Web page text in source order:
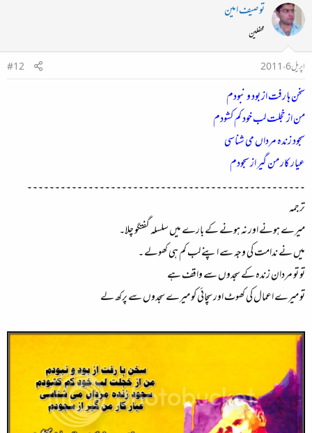
توصیف امین
محفلین
اپریل 6، 2011
#12
سخن ہا رفت از بود و نبودم
من از خجلت لب خود کم کشودم
سجود زندہ مرداں می شناسی
عیار کار من گیر از سجودم
۔۔۔۔۔۔۔۔۔۔۔۔۔۔۔۔۔۔۔۔۔۔۔۔۔۔۔۔۔۔۔۔۔۔۔۔۔۔۔۔۔۔۔۔۔۔۔۔۔۔
ترجمہ
میرے ہونے اور نہ ہونے کے بارے میں سلسلہ گفتگو چلا۔
میں نے ندامت کی وجہ سے اپنے لب کم ہی کھولے ۔
تو تو مردان زندہ کے سجدوں سے واقف ہے
تو میرے اعمال کی کھوٹ اور سچائی کو میرے سجدوں سے پرکھ لے